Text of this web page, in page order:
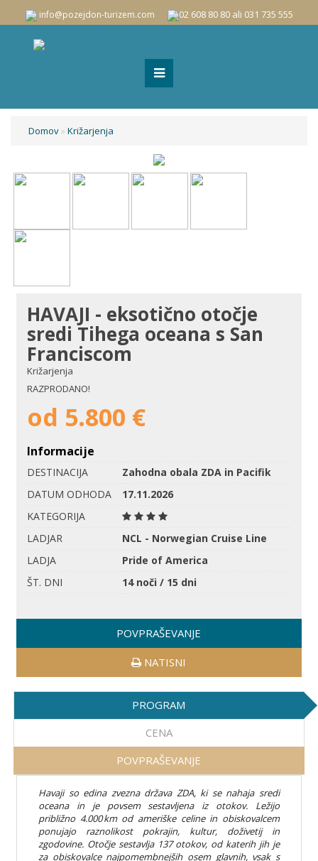
info@pozejdon-turizem.com 02 608 80 80 ali 031 735 555
Domov» Križarjenja
HAVAJI - eksotično otočje
sredi Tihega oceana s San
Franciscom
Križarjenja
RAZPRODANO!
od 5.800 €
Informacije
DESTINACIJA
Zahodna obala ZDA in Pacifik
DATUM ODHODA
17.11.2026
KATEGORIJA
LADJAR
NCL - Norwegian Cruise Line
LADJA
Pride of America
ŠT. DNI
14 noči / 15 dni
POVPRAŠEVANJE
NATISNI
PROGRAM
CENA
POVPRAŠEVANJE
Havaji so edina zvezna država ZDA, ki se nahaja sredi
oceana in je povsem sestavljena iz otokov. Ležijo
približno 4.000 km od ameriške celine in obiskovalcem
ponujajo raznolikost pokrajin, kultur, doživetij in
zgodovine. Otočje sestavlja 137 otokov, od katerih jih je
za obiskovalce najpomembnejših osem glavnih, vsak s